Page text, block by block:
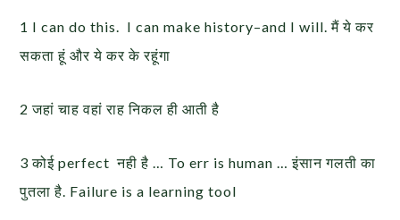
1 I can do this. I can make history–and I will. मैं ये कर
सकता हूं और ये कर के रहूंगा
2 जहां चाह वहां राह निकल ही आती है
3 कोई perfect नही है … To err is human … इंसान गलती का
पुतला है. Failure is a learning tool